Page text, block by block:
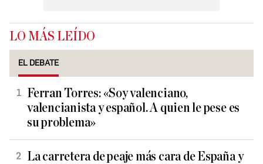
LO MÁS LEÍDO
EL DEBATE
Ferran Torres: «Soy valenciano,
valencianista y español. A quien le pese es
su problema»
La carretera de peaje más cara de España y